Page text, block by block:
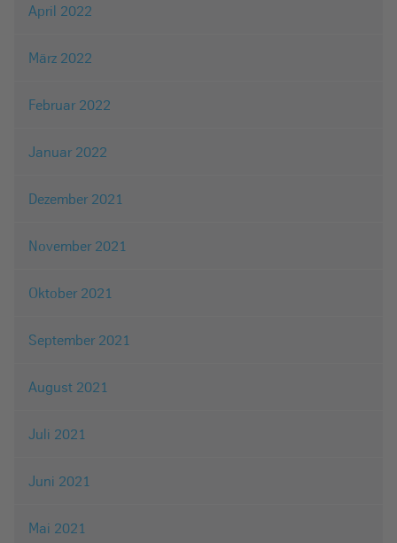
April 2022
März 2022
Februar 2022
Januar 2022
Dezember 2021
November 2021
Oktober 2021
September 2021
August 2021
Juli 2021
Juni 2021
Mai 2021